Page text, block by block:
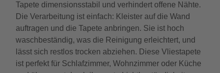
Tapete dimensionsstabil und verhindert offene Nähte.
Die Verarbeitung ist einfach: Kleister auf die Wand
auftragen und die Tapete anbringen. Sie ist hoch
waschbeständig, was die Reinigung erleichtert, und
lässt sich restlos trocken abziehen. Diese Vliestapete
ist perfekt für Schlafzimmer, Wohnzimmer oder Küche